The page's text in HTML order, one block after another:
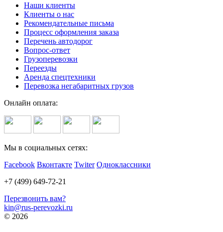
Наши клиенты
Клиенты о нас
Рекомендательные письма
Процесс оформления заказа
Перечень автодорог
Вопрос-ответ
Грузоперевозки
Переезды
Аренда спецтехники
Перевозка негабаритных грузов
Онлайн оплата:
Мы в социальных сетях:
Facebook Вконтакте Twiter Одноклассники
+7 (499) 649-72-21
Перезвонить вам?
kin@rus-perevozki.ru
© 2026